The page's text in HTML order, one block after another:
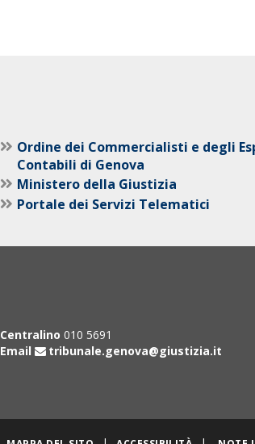
Ordine dei Commercialisti e degli
Contabili di Genova
Ministero della Giustizia
Portale dei Servizi Telematici
Centralino 010 5691
Email
tribunale.genova@giustizia.it